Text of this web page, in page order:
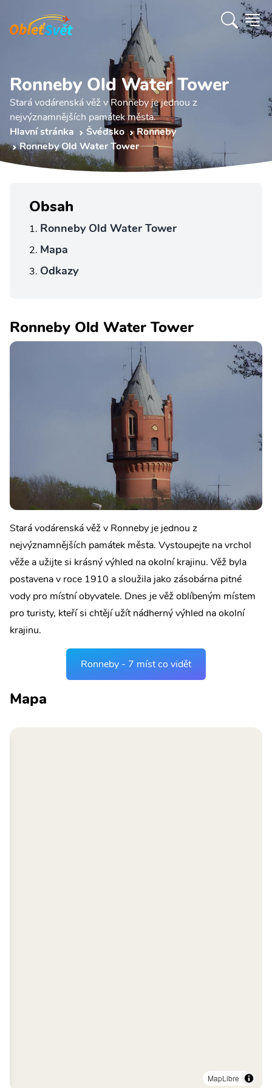
Ronneby Old Water Tower
Stará vodárenská věž v Ronneby je jednou z
nejvýznamnějších památek města.
Hlavní stránka
Švédsko
Ronneby
Ronneby Old Water Tower
Obsah
Ronneby Old Water Tower
Mapa
Odkazy
Ronneby Old Water Tower
Stará vodárenská věž v Ronneby je jednou z
nejvýznamnějších památek města. Vystoupejte na vrchol
věže a užijte si krásný výhled na okolní krajinu. Věž byla
postavena v roce 1910 a sloužila jako zásobárna pitné
vody pro místní obyvatele. Dnes je věž oblíbeným místem
pro turisty, kteří si chtějí užít nádherný výhled na okolní
krajinu.
Ronneby - 7 míst co vidět
Mapa
MapLibre